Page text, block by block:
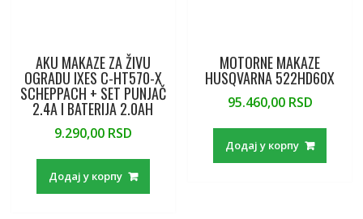
AKU MAKAZE ZA ŽIVU
OGRADU IXES C-HT570-X
SCHEPPACH + SET PUNJAČ
2.4A I BATERIJA 2.0AH
9.290,00 RSD
Додај у корпу
MOTORNE MAKAZE
HUSQVARNA 522HD60X
95.460,00 RSD
Додај у корпу